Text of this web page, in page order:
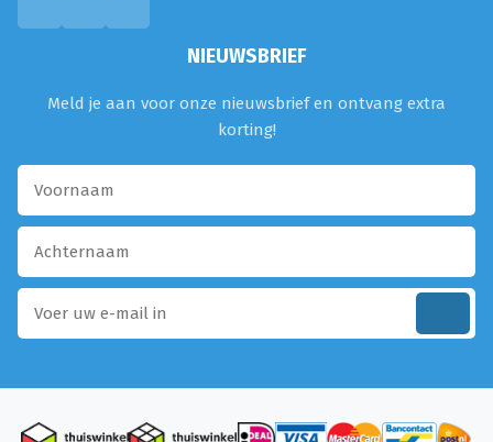
NIEUWSBRIEF
Meld je aan voor onze nieuwsbrief en ontvang extra
korting!